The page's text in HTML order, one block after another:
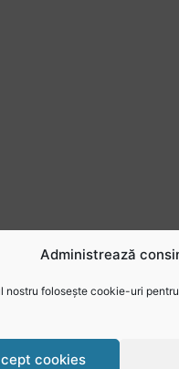
Administrează
nostru folosește cookie-uri
cookies